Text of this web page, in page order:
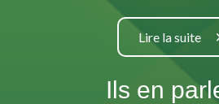
Lire la suite
Ils en